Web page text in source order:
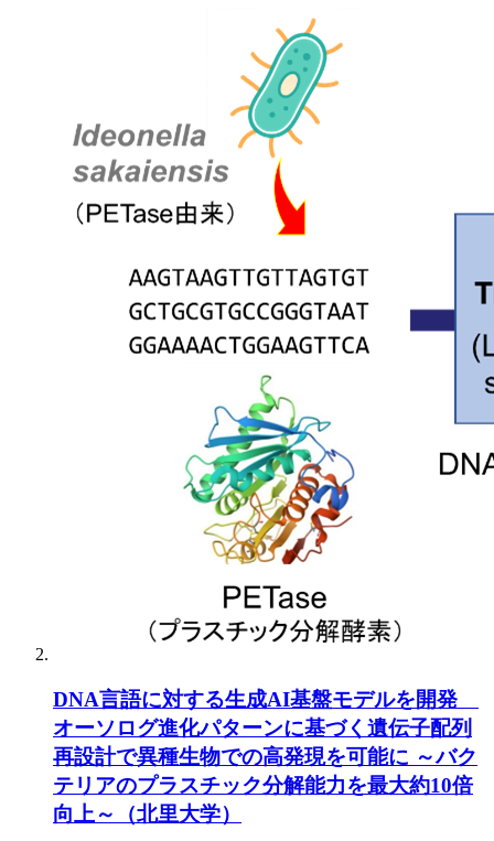
DNA言語に対する生成AI基盤モデルを開発
オーソログ進化パターンに基づく遺伝子配列
再設計で異種生物での高発現を可能に ～バク
テリアのプラスチック分解能力を最大約10倍
向上～（北里大学）